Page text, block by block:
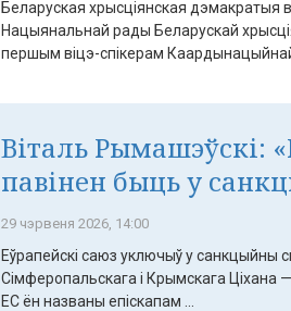
Беларуская хрысціянская дэмакратыя
Нацыянальнай рады Беларускай
першым віцэ-спікерам Каардынацыйнай
Віталь Рымашэўскі:
павінен быць у
29 чэрвеня 2026, 14:00
Еўрапейскі саюз уключыў у санкцыйны
Сімферопальскага і Крымскага Ціхана
ЕС ён названы епіскапам ...